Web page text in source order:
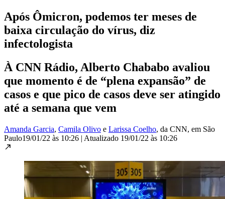
Após Ômicron, podemos ter meses de
baixa circulação do vírus, diz
infectologista
À CNN Rádio, Alberto Chababo avaliou
que momento é de “plena expansão” de
casos e que pico de casos deve ser atingido
até a semana que vem
Amanda Garcia, Camila Olivo e Larissa Coelho, da CNN, em São
Paulo19/01/22 às 10:26 | Atualizado 19/01/22 às 10:26